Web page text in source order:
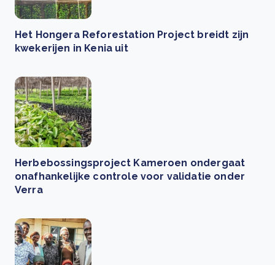
Het Hongera Reforestation Project breidt zijn
kwekerijen in Kenia uit
Herbebossingsproject Kameroen ondergaat
onafhankelijke controle voor validatie onder
Verra